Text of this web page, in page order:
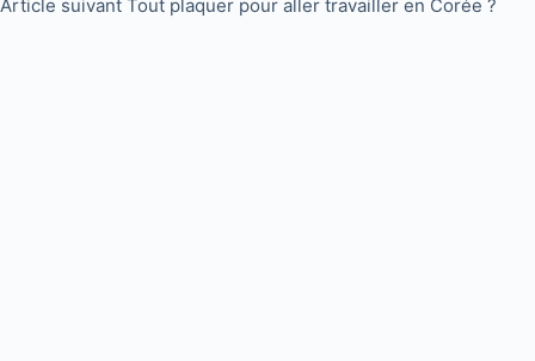
Article suivant Tout plaquer pour aller travailler en Corée ?